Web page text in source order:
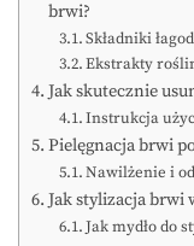
brwi?
Składniki
Ekstrakty
Jak skutecznie
Instrukcja
Pielęgnacja brwi
Nawilżenie i
Jak stylizacja brwi
Jak mydło do